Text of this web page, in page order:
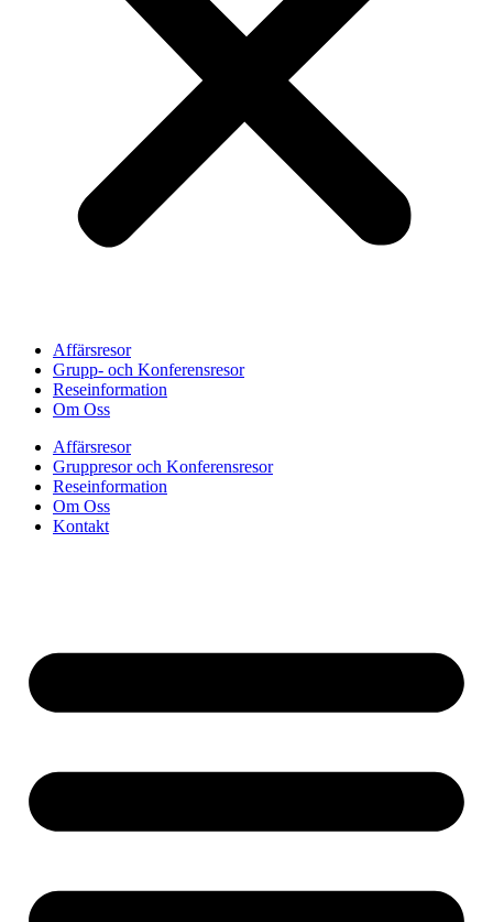
Affärsresor
Grupp- och Konferensresor
Reseinformation
Om Oss
Affärsresor
Gruppresor och Konferensresor
Reseinformation
Om Oss
Kontakt